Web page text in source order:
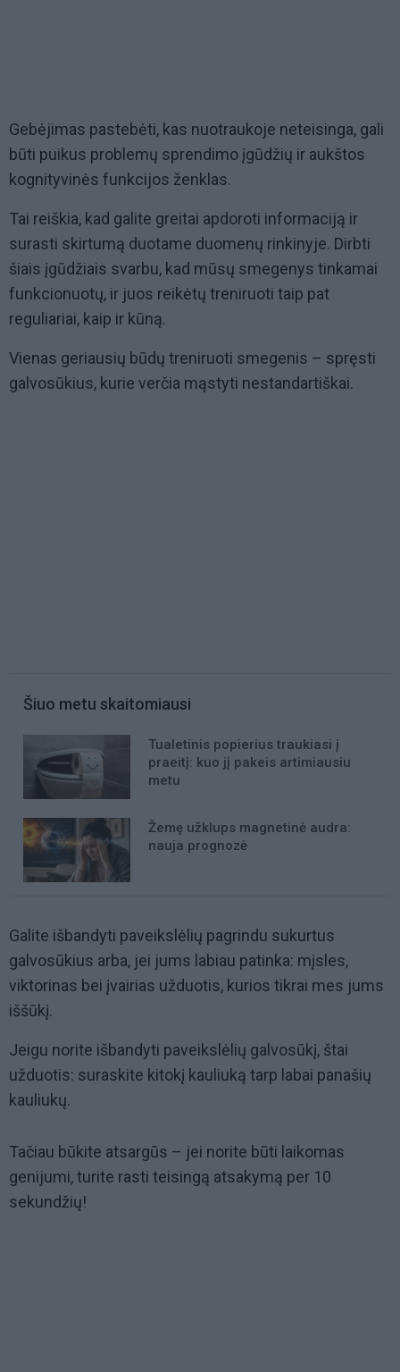
Gebėjimas pastebėti, kas nuotraukoje neteisinga, gali
būti puikus problemų sprendimo įgūdžių ir aukštos
kognityvinės funkcijos ženklas.
Tai reiškia, kad galite greitai apdoroti informaciją ir
surasti skirtumą duotame duomenų rinkinyje. Dirbti
šiais įgūdžiais svarbu, kad mūsų smegenys tinkamai
funkcionuotų, ir juos reikėtų treniruoti taip pat
reguliariai, kaip ir kūną.
Vienas geriausių būdų treniruoti smegenis – spręsti
galvosūkius, kurie verčia mąstyti nestandartiškai.
Šiuo metu skaitomiausi
Tualetinis popierius traukiasi į
praeitį: kuo jį pakeis artimiausiu
metu
Žemę užklups magnetinė audra:
nauja prognozė
Galite išbandyti paveikslėlių pagrindu sukurtus
galvosūkius arba, jei jums labiau patinka: mįsles,
viktorinas bei įvairias užduotis, kurios tikrai mes jums
iššūkį.
Jeigu norite išbandyti paveikslėlių galvosūkį, štai
užduotis: suraskite kitokį kauliuką tarp labai panašių
kauliukų.
Tačiau būkite atsargūs – jei norite būti laikomas
genijumi, turite rasti teisingą atsakymą per 10
sekundžių!